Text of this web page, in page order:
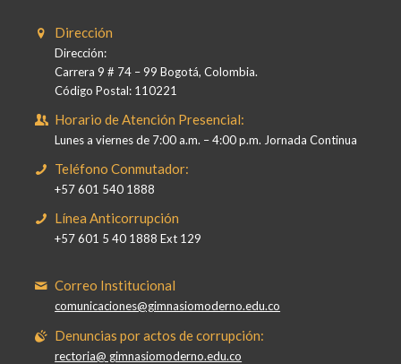
Dirección
Dirección:
Carrera 9 # 74 – 99 Bogotá, Colombia.
Código Postal: 110221
Horario de Atención Presencial:
Lunes a viernes de 7:00 a.m. – 4:00 p.m. Jornada Continua
Teléfono Conmutador:
+57 601 540 1888
Línea Anticorrupción
+57 601 5 40 1888 Ext 129
Correo Institucional
comunicaciones@gimnasiomoderno.edu.co
Denuncias por actos de corrupción:
rectoria@ gimnasiomoderno.edu.co